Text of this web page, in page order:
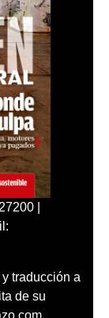
|
traducción a
de su